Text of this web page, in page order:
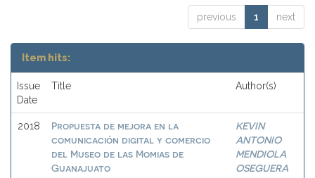
previous 1 next
Item hits:
Issue
Date
Title Author(s)
2018
Propuesta de mejora en la
comunicación digital y comercio
del Museo de las Momias de
Guanajuato
KEVIN
ANTONIO
MENDIOLA
OSEGUERA